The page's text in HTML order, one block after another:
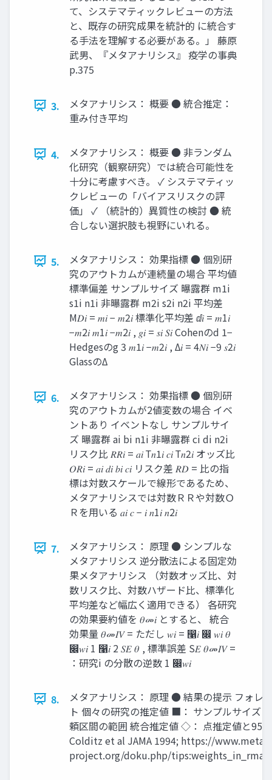
て、システマティックレビューの方法
と、既存の研究成果を統計的 に統合す
る手法を理解する必要がある。」 藤原
武男、『メタアナリシス』 疫学の事典
p.375
3.
メタアナリシス： 概要 ● 統合推定：
重み付き平均
4.
メタアナリシス： 概要 ● 非ランダム
化研究（観察研究）では統合可能性を
十分に考慮すべき。 ✓ システマティッ
クレビューの「バイアスリスクの評
価」 ✓ （統計的）異質性の検討 ● 統
合しない選択肢も視野にいれる。
5.
メタアナリシス： 効果指標 ● 個別研
究のアウトカムが連続量の場合 平均値
標準偏差 サンプルサイズ 曝露群 m1i
s1i n1i 非曝露群 m2i s2i n2i 平均差
M𝐷𝑖 = 𝑚𝑖 − 𝑚2𝑖 標準化平均差 ⅆ𝑖 = 𝑚1𝑖
−𝑚2𝑖 𝑚1𝑖 −𝑚2𝑖 , 𝑔𝑖 = 𝑠𝑖 𝑆𝑖 Cohenのd 1−
Hedgesのg 3 𝑚1𝑖 −𝑚2𝑖 , Δ𝑖 = 4𝑁𝑖 −9 𝑠2𝑖
GlassのΔ
6.
メタアナリシス： 効果指標 ● 個別研
究のアウトカムが2値変数の場合 イベ
ントあり イベントなし サンプルサイ
ズ 曝露群 ai bi n1i 非曝露群 ci di n2i
リスク比 𝑅𝑅𝑖 = 𝑎𝑖 Τ𝑛1𝑖 𝑐𝑖 Τ𝑛2𝑖 オッズ比
𝑂𝑅𝑖 = 𝑎𝑖 𝑑𝑖 𝑏𝑖 𝑐𝑖 リスク差 𝑅𝐷 = 比の指
標は対数スケールで線形であるため、
メタアナリシスでは対数ＲＲや対数Ｏ
Ｒを用いる 𝑎𝑖 𝑐 − 𝑖 𝑛1𝑖 𝑛2𝑖
7.
メタアナリシス： 原理 ● シンプルな
メタアナリシス 逆分散法による固定効
果メタアナリシス （対数オッズ比、対
数リスク比、対数ハザード比、標準化
平均差など幅広く適用できる） 各研究
の効果要約値を 𝜃መ𝑖 とすると、 統合
効果量 𝜃መ𝐼𝑉 = ただし 𝑤𝑖 = ෡𝑖 ෌ 𝑤𝑖 𝜃
෌𝑤𝑖 1 ෡𝑖 2 𝑆𝐸 𝜃 , 標準誤差 S𝐸 𝜃መ𝐼𝑉 =
：研究i の分散の逆数 1 ෌𝑤𝑖
8.
メタアナリシス： 原理 ● 結果の提示 フォレ
ト 個々の研究の推定値 ■： サンプルサイズ
頼区間の範囲 統合推定値 ◇： 点推定値と
Colditz et al JAMA 1994; https://
project.org/doku.php/